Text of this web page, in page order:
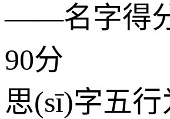
——名字得分
90分
思(sī)字五行